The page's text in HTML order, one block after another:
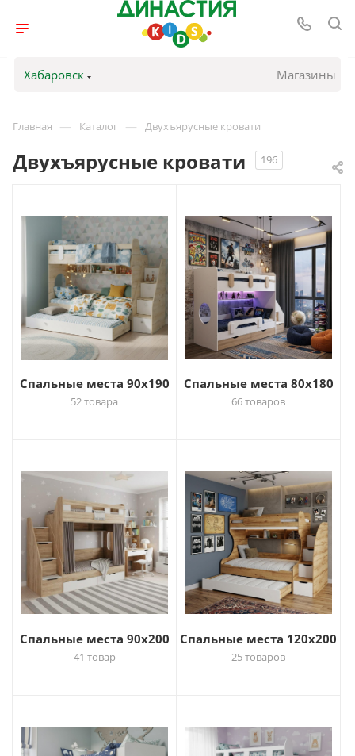
Хабаровск Магазины
Главная — Каталог — Двухъярусные кровати
Двухъярусные кровати 196
Спальные места 90х190
52 товара
Спальные места 80х180
66 товаров
Спальные места 90х200
41 товар
Спальные места 120х200
25 товаров